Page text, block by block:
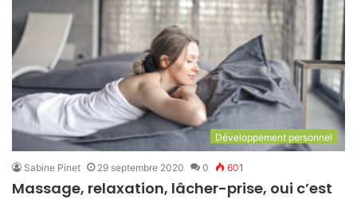
Développement personnel
Sabine Pinet 29 septembre 2020 0 601
Massage, relaxation, lâcher-prise, oui c’est